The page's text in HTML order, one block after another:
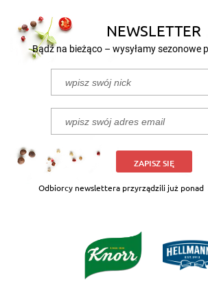
NEWSLETTER
Bądź na bieżąco – wysyłamy sezonowe
ZAPISZ SIĘ
Odbiorcy newslettera przyrządzili już ponad